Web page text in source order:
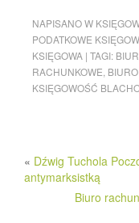
NAPISANO W
PODATKOWE
KSIĘGOWA | TAGI:
RACHUNKOWE
KSIĘGOWOŚĆ
« Dźwig Tuchola
antymarksistką
Biuro